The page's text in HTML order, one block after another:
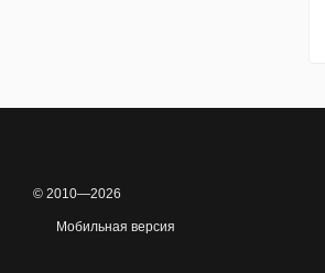
© 2010—2026
Мобильная версия